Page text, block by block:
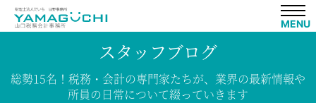
MENU
スタッフブログ
総勢15名！ 税務・会計の専門家たちが、 業界の最新情報や
所員の日常について綴っていきます